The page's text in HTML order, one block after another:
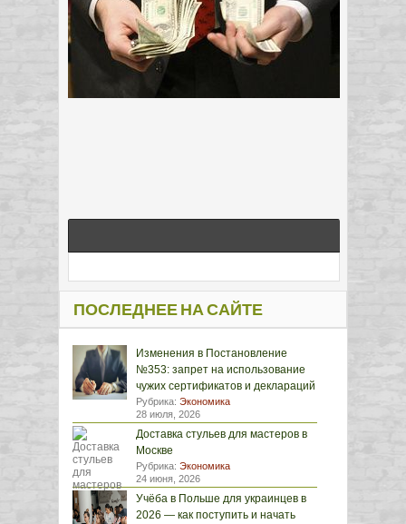
ПОСЛЕДНЕЕ НА САЙТЕ
Изменения в Постановление
№353: запрет на использование
чужих сертификатов и деклараций
Рубрика: Экономика
28 июля, 2026
Доставка стульев для мастеров в
Москве
Рубрика: Экономика
24 июня, 2026
Учёба в Польше для украинцев в
2026 — как поступить и начать